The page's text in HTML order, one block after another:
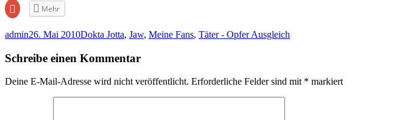
Zum
Teilen
anklicken
neuem
Fenster
Mehr
admin26. Mai 2010Dokta Jotta, Jaw, Meine Fans, Täter - Opfer Ausgleich
Schreibe einen Kommentar
Deine E-Mail-Adresse wird nicht veröffentlicht. Erforderliche Felder sind mit * markiert